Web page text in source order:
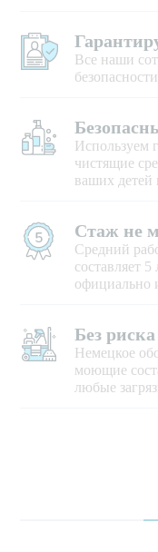
Все наши
Используем
чистящие
ваших
Стаж не
Средний
составляет
официально
Без
Немецкое
моющие
любые